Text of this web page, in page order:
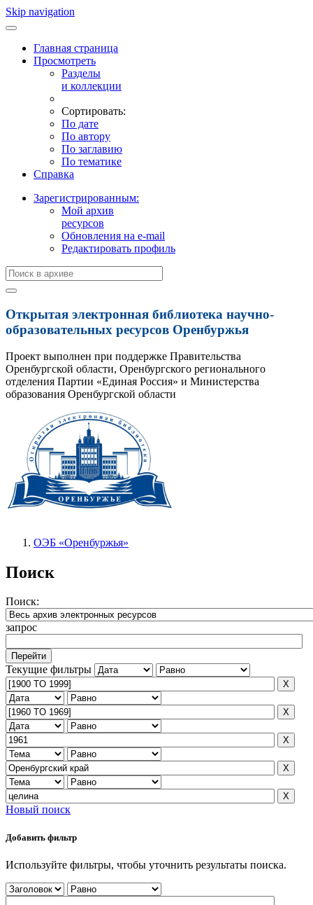
Skip navigation
Главная страница
Просмотреть
Разделы
и коллекции
Сортировать:
По дате
По автору
По заглавию
По тематике
Справка
Зарегистрированным:
Мой архив
ресурсов
Обновления на e-mail
Редактировать профиль
Открытая электронная библиотека научно-
образовательных ресурсов Оренбуржья
Проект выполнен при поддержке Правительства
Оренбургской области, Оренбургского регионального
отделения Партии «Единая Россия» и Министерства
образования Оренбургской области
ОЭБ «Оренбуржья»
Поиск
Поиск:
запрос
Текущие фильтры
Новый поиск
Добавить фильтр
Используйте фильтры, чтобы уточнить результаты поиска.